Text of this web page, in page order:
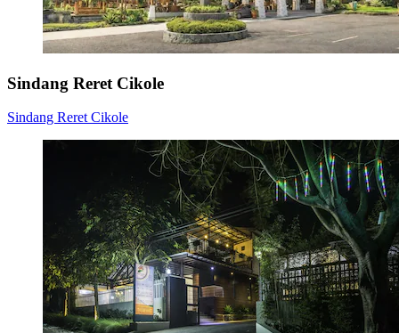
Sindang Reret Cikole
Sindang Reret Cikole